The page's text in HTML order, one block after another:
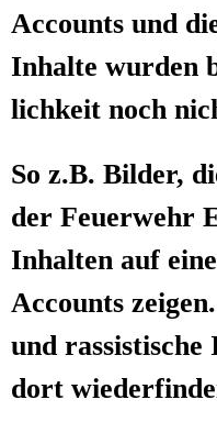
Accounts und
Inhal­te wur­den
lich­keit noch
So z.B. Bil­der,
der Feu­er­wehr
Inhal­ten auf
Accounts
und ras­sis­ti­sche
dort